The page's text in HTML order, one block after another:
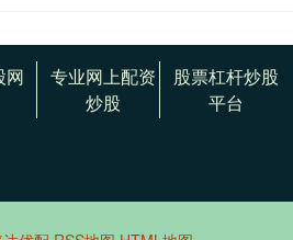
网
专业网上配资
炒股
股票杠杆炒股
平台